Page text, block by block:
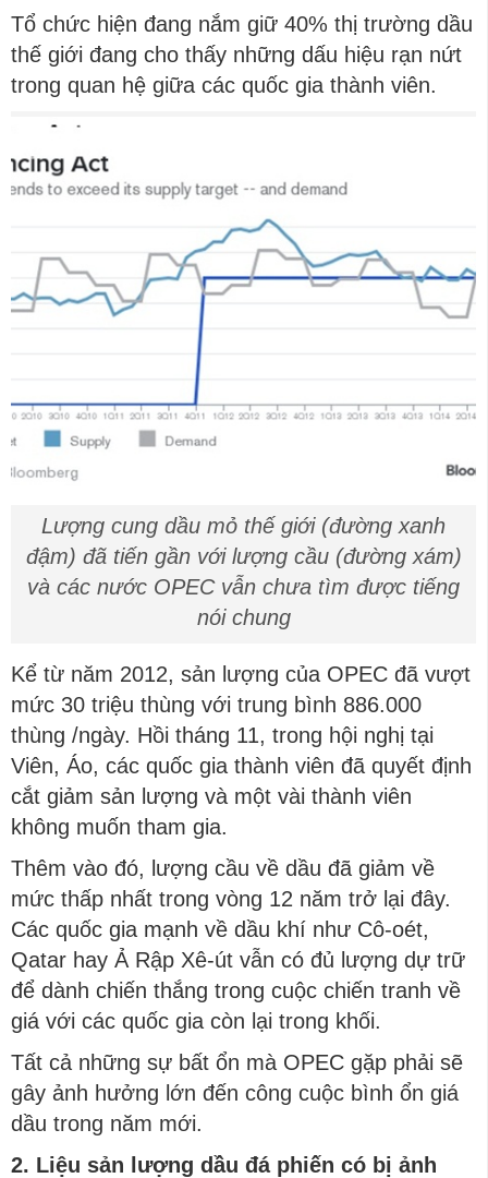
Tổ chức hiện đang nắm giữ 40% thị trường dầu
thế giới đang cho thấy những dấu hiệu rạn nứt
trong quan hệ giữa các quốc gia thành viên.
Lượng cung dầu mỏ thế giới (đường xanh
đậm) đã tiến gần với lượng cầu (đường xám)
và các nước OPEC vẫn chưa tìm được tiếng
nói chung
Kể từ năm 2012, sản lượng của OPEC đã vượt
mức 30 triệu thùng với trung bình 886.000
thùng /ngày. Hồi tháng 11, trong hội nghị tại
Viên, Áo, các quốc gia thành viên đã quyết định
cắt giảm sản lượng và một vài thành viên
không muốn tham gia.
Thêm vào đó, lượng cầu về dầu đã giảm về
mức thấp nhất trong vòng 12 năm trở lại đây.
Các quốc gia mạnh về dầu khí như Cô-oét,
Qatar hay Ả Rập Xê-út vẫn có đủ lượng dự trữ
để dành chiến thắng trong cuộc chiến tranh về
giá với các quốc gia còn lại trong khối.
Tất cả những sự bất ổn mà OPEC gặp phải sẽ
gây ảnh hưởng lớn đến công cuộc bình ổn giá
dầu trong năm mới.
2. Liệu sản lượng dầu đá phiến có bị ảnh